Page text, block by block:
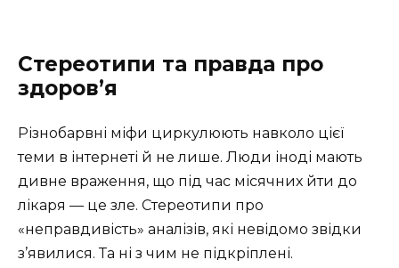
Стереотипи та правда про
здоров’я
Різнобарвні міфи циркулюють навколо цієї
теми в інтернеті й не лише. Люди іноді мають
дивне враження, що під час місячних йти до
лікаря — це зле. Стереотипи про
«неправдивість» аналізів, які невідомо звідки
з’явилися. Та ні з чим не підкріплені.